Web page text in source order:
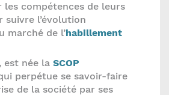
compétences de leurs
suivre l’évolution
marché de l’habillement
est née la SCOP
perpétue se savoir-faire
de la société par ses